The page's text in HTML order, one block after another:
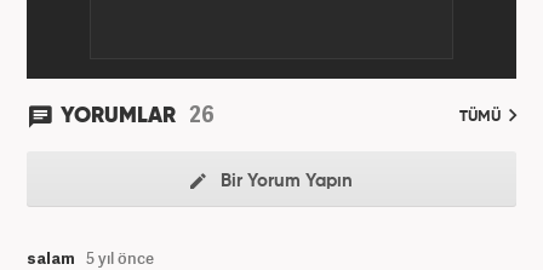
YORUMLAR 26 TÜMÜ
Bir Yorum Yapın
salam 5 yıl önce